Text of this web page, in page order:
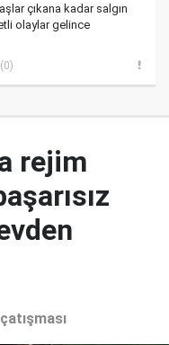
çıkana kadar salgın
olaylar gelince
(0)
rejim